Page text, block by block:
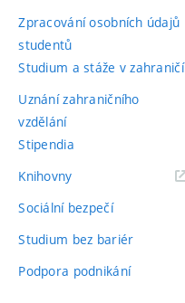
Zpracování osobních údajů
studentů
Studium a stáže v zahraničí
Uznání zahraničního
vzdělání
Stipendia
Knihovny(externí
Sociální bezpečí
Studium bez bariér
Podpora podnikání